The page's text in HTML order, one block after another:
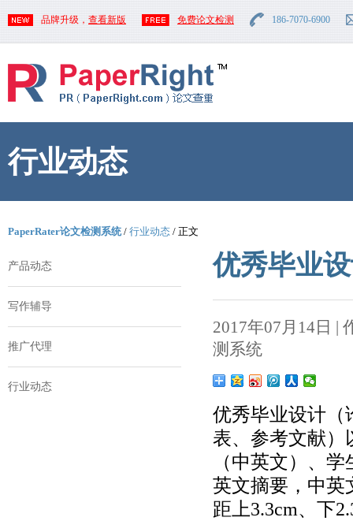
品牌升级， 查看新版 免费论文检测 186-7070-6900
行业动态
PaperRater论文检测系统/ 行业动态 / 正文
产品动态
写作辅导
推广代理
行业动态
优秀毕业
2017年07月14日 |
测系统
优秀毕业设计（
表、参考文献）
（中英文）、
英文摘要，中英
距上3.3cm、下